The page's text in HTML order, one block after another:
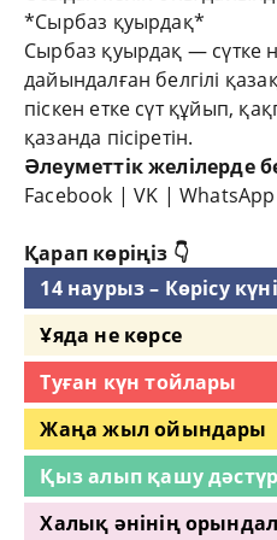
*Сырбаз қуырдақ*
Сырбаз қуырдақ — сүтке
дайындалған белгілі
піскен етке сүт құйып,
қазанда пісіретін.
Әлеуметтік желілерде
Facebook |VK |WhatsApp
Қарап көріңіз 👇
14 наурыз – Көрісу күні
Ұяда не көрсе
Туған күн тойлары
Жаңа жыл ойындары
Қыз алып қашу
Халық әнінің